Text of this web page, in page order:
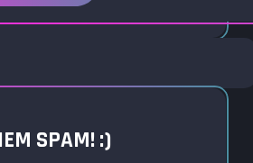
SPAM! :)